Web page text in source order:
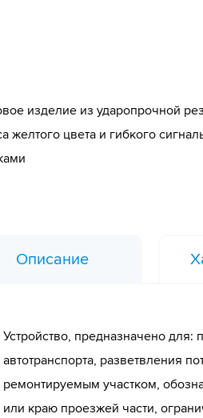
изделие из ударопрочной
желтого цвета и гибкого
Описание
Устройство, предназначено для:
автотранспорта, разветвления
ремонтируемым участком,
или краю проезжей части,